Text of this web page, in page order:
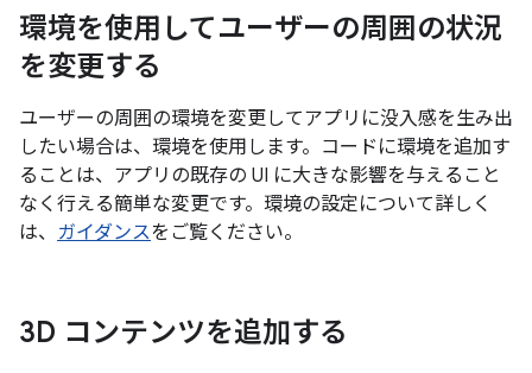
環境を使用してユーザーの周囲の状況
を変更する
ユーザーの周囲の環境を変更してアプリに没入感を生み出
したい場合は、環境を使用します。コードに環境を追加す
ることは、アプリの既存の UI に大きな影響を与えること
なく行える簡単な変更です。環境の設定について詳しく
は、 ガイダンスをご覧ください。
3D コンテンツを追加する